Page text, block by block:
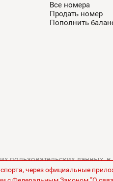
Все номера
Продать номер
Пополнить
пользовательских данных,
.Все цены на сайте
через официальные